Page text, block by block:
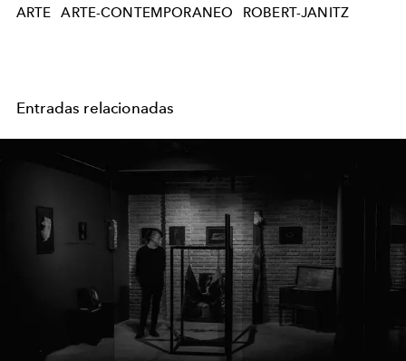
ARTE ARTE-CONTEMPORANEO ROBERT-JANITZ
Entradas relacionadas